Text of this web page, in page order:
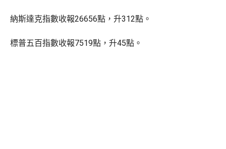
納斯達克指數收報26656點，升312點。
標普五百指數收報7519點，升45點。